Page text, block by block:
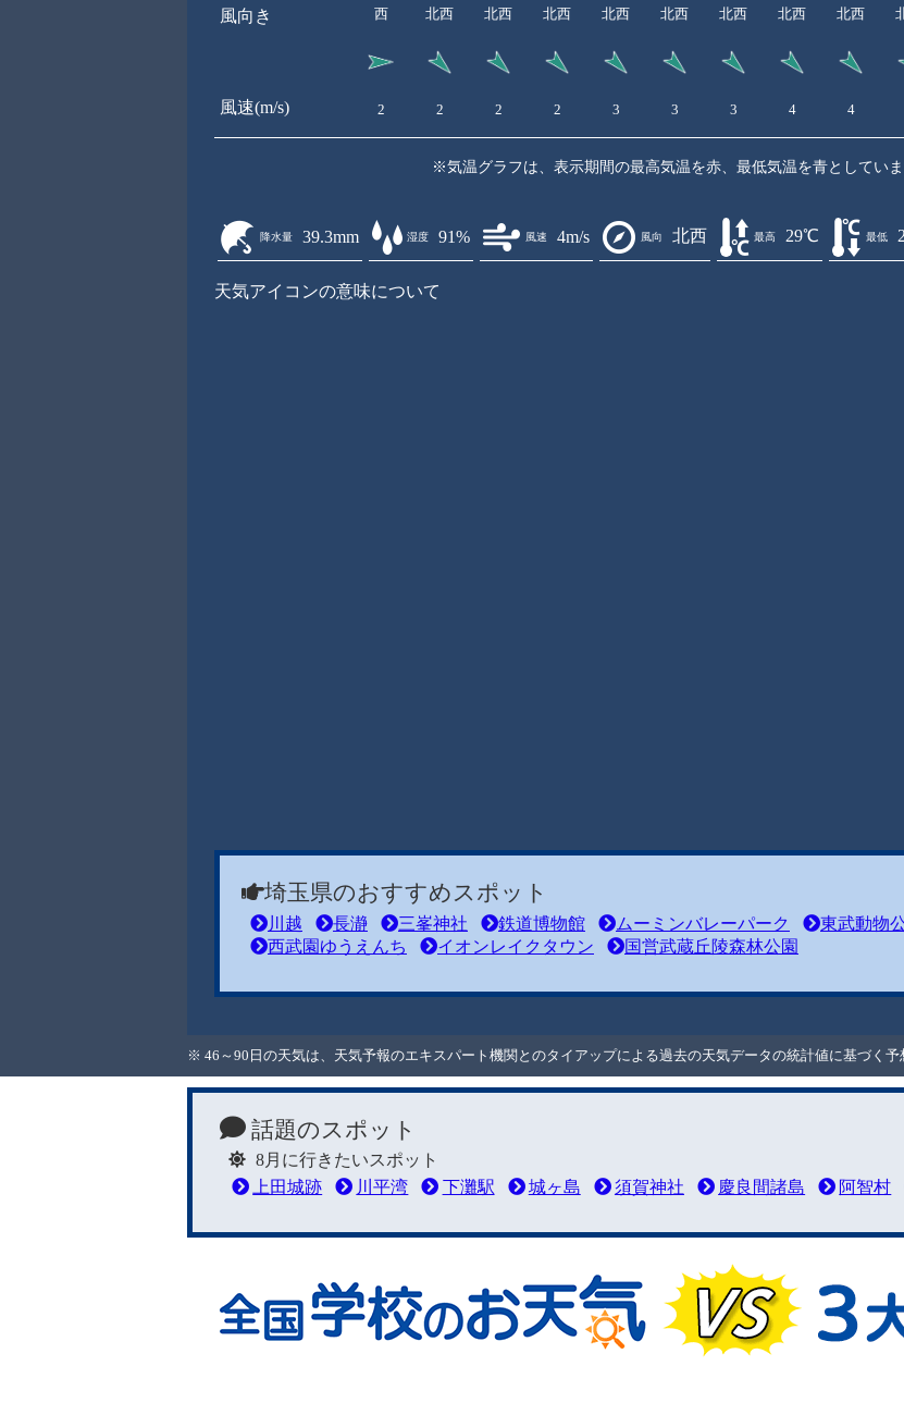
風向き
風速(m/s)
西 北西 北西 北西 北西 北西 北西 北西 北西
2 2 2 2 3 3 3 4 4
※気温グラフは、表示期間の最高気温を赤、最低気温を青としていま
降水量 39.3mm 湿度 91% 風速 4m/s 風向 北西 最高 29℃ 最低
天気アイコンの意味について
埼玉県のおすすめスポット
川越 長瀞 三峯神社 鉄道博物館 ムーミンバレーパーク 東武動物
西武園ゆうえんち
イオンレイクタウン 国営武蔵丘陵森林公園
※ 46～90日の天気は、天気予報のエキスパート機関とのタイアップによる過去の天気データの統計値に基づく予
話題のスポット
8月に行きたいスポット
上田城跡
川平湾 下灘駅 城ヶ島 須賀神社 慶良間諸島 阿智村